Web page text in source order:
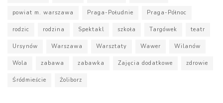
powiat m. warszawa Praga-Południe Praga-Północ
rodzic rodzina Spektakl szkoła Targówek teatr
Ursynów Warszawa Warsztaty Wawer Wilanów
Wola zabawa zabawka Zajęcia dodatkowe zdrowie
Śródmieście Żoliborz